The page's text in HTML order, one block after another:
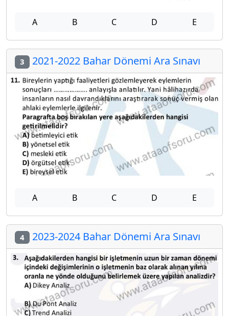
A B C D E
3 2021-2022 Bahar Dönemi Ara Sınavı
A B C D E
4 2023-2024 Bahar Dönemi Ara Sınavı